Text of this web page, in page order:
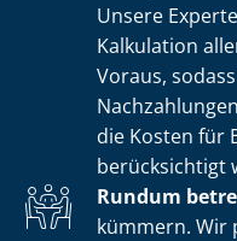
Unsere
Kalkulation
Voraus,
die Kosten für
berücksichtigt
Rundum
kümmern. Wir